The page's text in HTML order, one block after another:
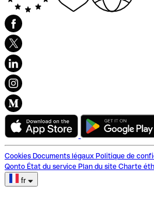
Cookies Documents légaux Politique de
Qonto État du service Plan du site Charte
fr